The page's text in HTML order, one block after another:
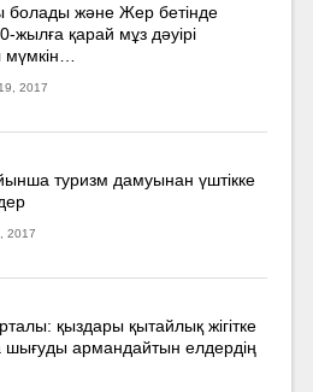
болады және Жер бетінде
жылға қарай мұз дәуірі
2017
туризм дамуынан үштікке
2017
қыздары қытайлық жігітке
шығуды армандайтын елдердің